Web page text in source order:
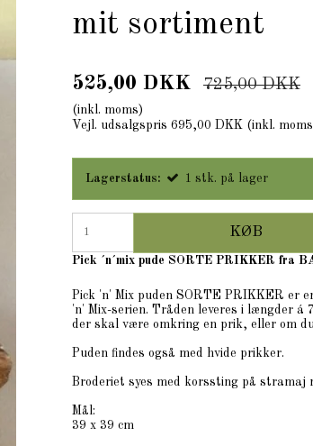
mit sortiment
525,00 DKK 725,00 DKK
(inkl. moms)
Vejl. udsalgspris 695,00 DKK (inkl.
Lagerstatus: 1 stk. på lager
KØB
Pick ´n´mix pude SORTE PRIKKER fra
Pick 'n' Mix puden SORTE PRIKKER er
'n' Mix-serien. Tråden leveres i længder
der skal være omkring en prik, eller om
Puden findes også med hvide prikker.
Broderiet syes med korssting på stramaj
Mål:
39 x 39 cm